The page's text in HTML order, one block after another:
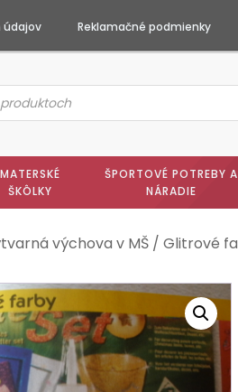
údajov Reklamačné podmienky
MATERSKÉ
ŠKÔLKY
ŠPORTOVÉ POTREBY A
NÁRADIE
výchova v MŠ / Glitrové